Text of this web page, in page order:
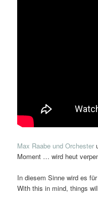
Max Raabe und Orchester
Moment … wird heut
In diesem Sinne wird es
With this in mind, things